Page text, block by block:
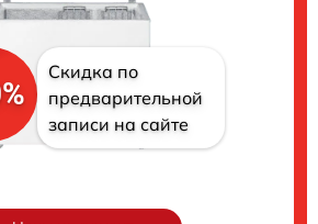
Скидка по
предварительной
записи на сайте